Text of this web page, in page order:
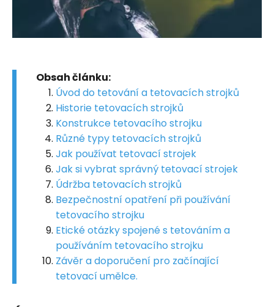
Obsah článku:
Úvod do tetování a tetovacích strojků
Historie tetovacích strojků
Konstrukce tetovacího strojku
Různé typy tetovacích strojků
Jak používat tetovací strojek
Jak si vybrat správný tetovací strojek
Údržba tetovacích strojků
Bezpečnostní opatření při používání
tetovacího strojku
Etické otázky spojené s tetováním a
používáním tetovacího strojku
Závěr a doporučení pro začínající
tetovací umělce.